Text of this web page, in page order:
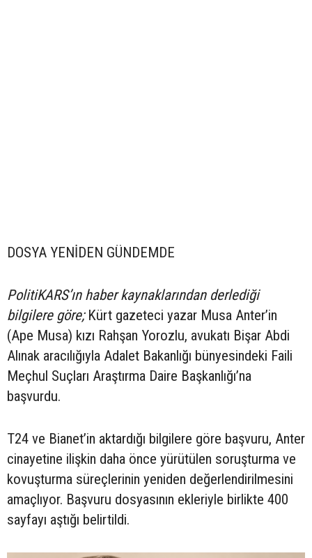
DOSYA YENİDEN GÜNDEMDE
PolitiKARS’ın haber kaynaklarından derlediği
bilgilere göre;Kürt gazeteci yazar Musa Anter’in
(Ape Musa) kızı Rahşan Yorozlu, avukatı Bişar Abdi
Alınak aracılığıyla Adalet Bakanlığı bünyesindeki Faili
Meçhul Suçları Araştırma Daire Başkanlığı’na
başvurdu.
T24 ve Bianet’in aktardığı bilgilere göre başvuru, Anter
cinayetine ilişkin daha önce yürütülen soruşturma ve
kovuşturma süreçlerinin yeniden değerlendirilmesini
amaçlıyor. Başvuru dosyasının ekleriyle birlikte 400
sayfayı aştığı belirtildi.